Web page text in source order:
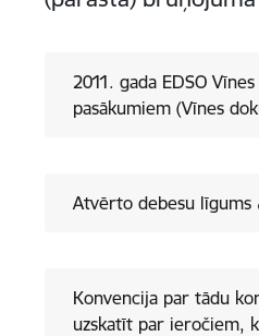
2011. gada EDSO
pasākumiem (Vīnes
Atvērto debesu līgums
Konvencija par tādu
uzskatīt par ieročiem,